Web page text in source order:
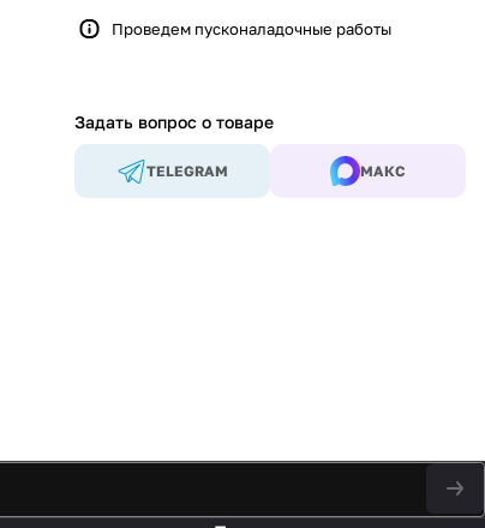
Проведем пусконаладочные работы
Задать вопрос о товаре
TELEGRAM МАКС